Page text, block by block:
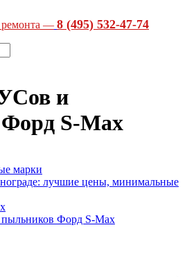
ремонта — 8 (495) 532-47-74
и
S-Max
марки
лучшие цены, минимальные
Форд S-Max